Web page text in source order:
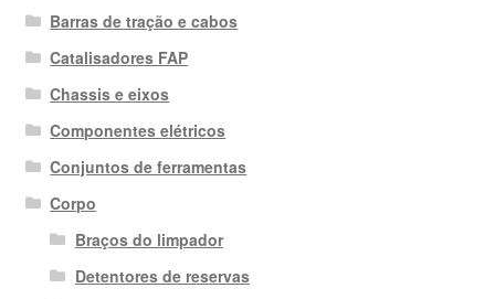
Barras de tração e cabos
Catalisadores FAP
Chassis e eixos
Componentes elétricos
Conjuntos de ferramentas
Corpo
Braços do limpador
Detentores de reservas